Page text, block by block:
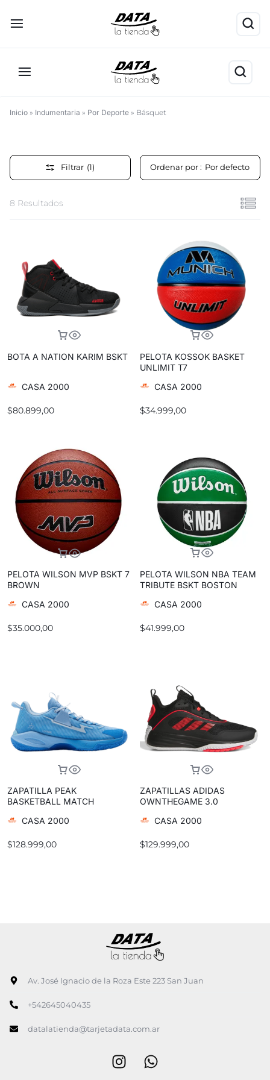
Inicio » Indumentaria » Por Deporte » Básquet
Básquet
Filtrar (1) Ordenar por : Por defecto
8 Resultados
BOTA A NATION KARIM BSKT
CASA 2000
$80.899,00
PELOTA KOSSOK BASKET
UNLIMIT T7
CASA 2000
$34.999,00
PELOTA WILSON MVP BSKT 7
BROWN
CASA 2000
$35.000,00
PELOTA WILSON NBA TEAM
TRIBUTE BSKT BOSTON
CASA 2000
$41.999,00
ZAPATILLA PEAK
BASKETBALL MATCH
CASA 2000
$128.999,00
ZAPATILLAS ADIDAS
OWNTHEGAME 3.0
CASA 2000
$129.999,00
Av. José Ignacio de la Roza Este 223 San Juan
+542645040435
datalatienda@tarjetadata.com.ar